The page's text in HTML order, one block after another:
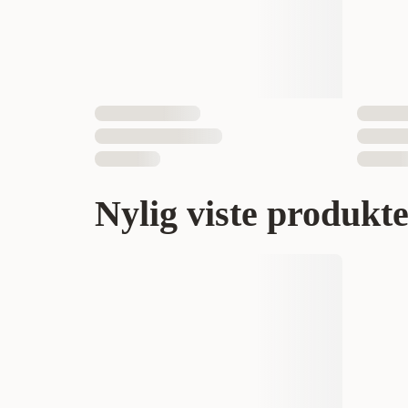
Nylig viste